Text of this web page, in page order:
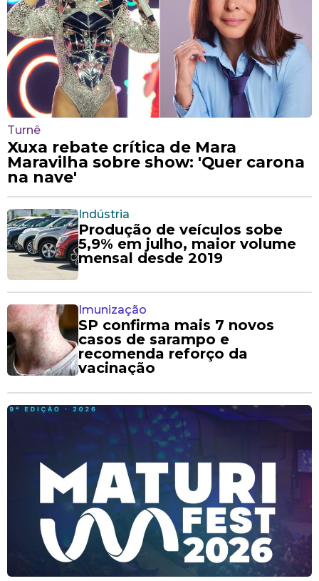
Turnê
Xuxa rebate crítica de Mara
Maravilha sobre show: 'Quer carona
na nave'
Indústria
Produção de veículos sobe
5,9% em julho, maior volume
mensal desde 2019
Imunização
SP confirma mais 7 novos
casos de sarampo e
recomenda reforço da
vacinação